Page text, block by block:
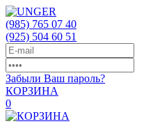
(985) 765 07 40
(925) 504 60 51
Забыли Ваш пароль?
КОРЗИНА
0